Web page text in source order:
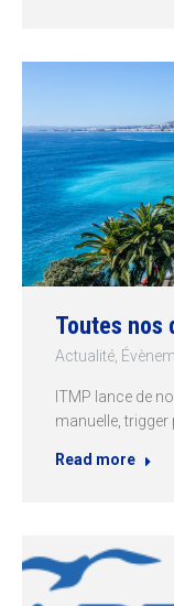
Toutes nos
Actualité
ITMP lance de
manuelle,
Read more